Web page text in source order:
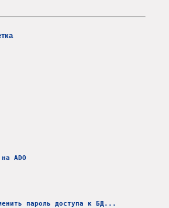
ADO
пароль доступа к БД...